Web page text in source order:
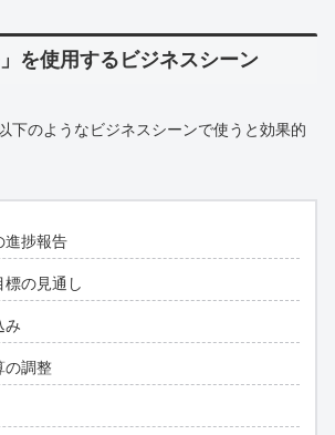
」を使用するビジネスシーン
下のようなビジネスシーンで使うと効果的
進捗報告
標の見通し
み
の調整